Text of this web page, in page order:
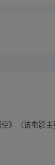
》（该电影